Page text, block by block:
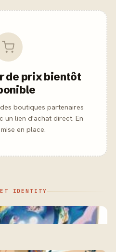
de prix bientôt
boutiques partenaires
un lien d'achat direct. En
en place.
IDENTITY